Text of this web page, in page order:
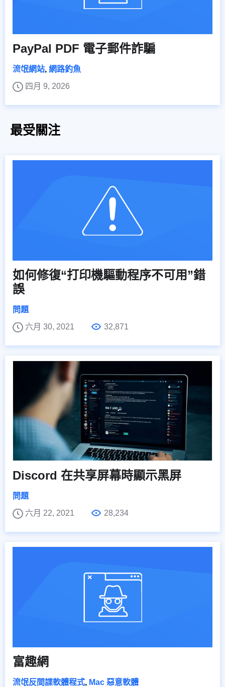
PayPal PDF 電子郵件詐騙
流氓網站, 網路釣魚
四月 9, 2026
最受關注
如何修復“打印機驅動程序不可用”錯
誤
問題
六月 30, 2021
32,871
Discord 在共享屏幕時顯示黑屏
問題
六月 22, 2021
28,234
富趣網
流氓反間諜軟體程式, Mac 惡意軟體